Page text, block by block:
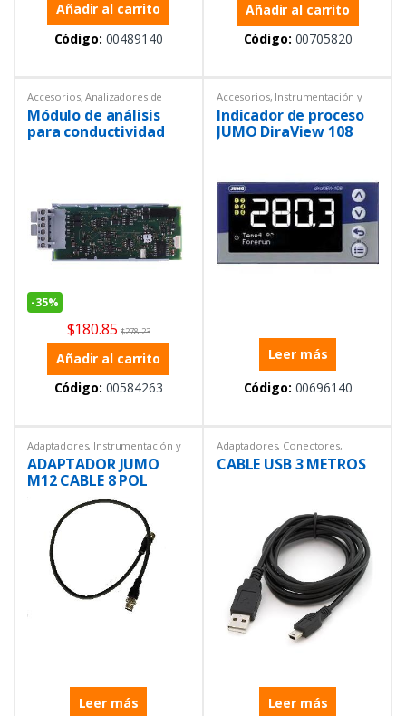
Añadir al carrito
Código: 00489140
Añadir al carrito
Código: 00705820
Accesorios,Analizadores de
líquidos ,Instrumentación y
Procesos ,Sensores
Módulo de análisis
para conductividad
-35%
$180.85 $278.23
Añadir al carrito
Código: 00584263
Accesorios, Instrumentación y
Procesos ,Sensores
Temperatura
Indicador de proceso
JUMO DiraView 108
Leer más
Código: 00696140
Adaptadores, Instrumentación y
Procesos
ADAPTADOR JUMO
M12 CABLE 8 POL
HEMBRA A
Leer más
Adaptadores, Conectores,
Instrumentación y Procesos
CABLE USB 3 METROS
Leer más